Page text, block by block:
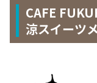
CAFE
涼スイーツ